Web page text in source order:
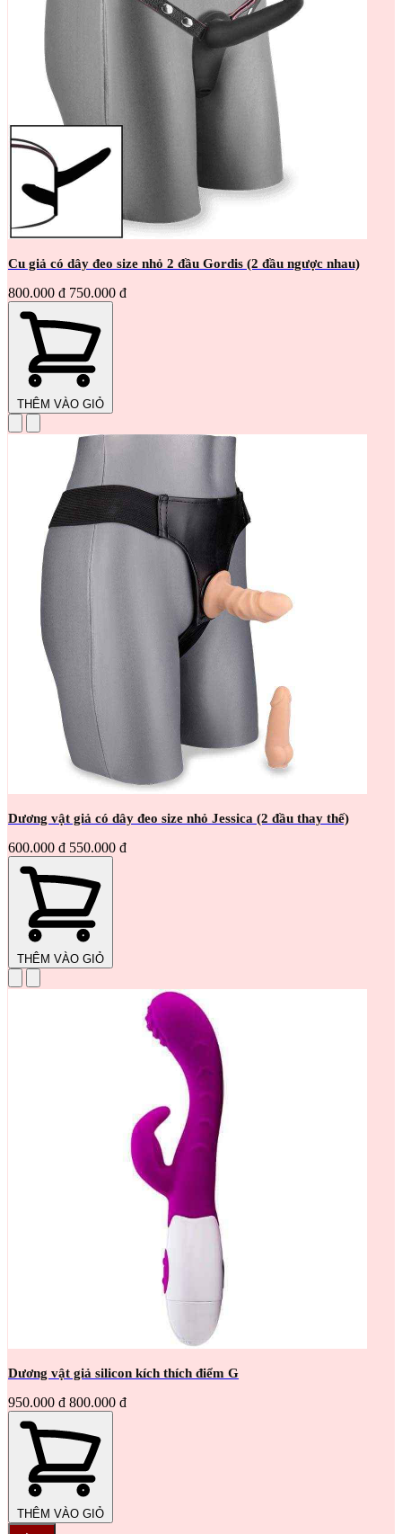
Cu giả có dây đeo size nhỏ 2 đầu Gordis (2 đầu ngược nhau)
800.000 đ 750.000 đ
THÊM VÀO GIỎ
Dương vật giả có dây đeo size nhỏ Jessica (2 đầu thay thế)
600.000 đ 550.000 đ
THÊM VÀO GIỎ
Dương vật giả silicon kích thích điểm G
950.000 đ 800.000 đ
THÊM VÀO GIỎ